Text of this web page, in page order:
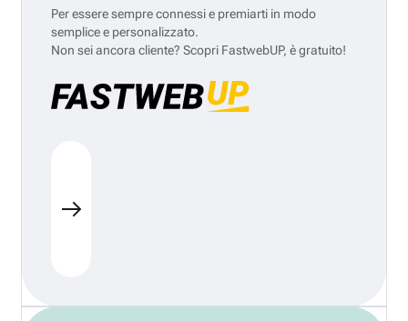
Per essere sempre connessi e premiarti in modo
semplice e personalizzato.
Non sei ancora cliente? Scopri FastwebUP, è gratuito!